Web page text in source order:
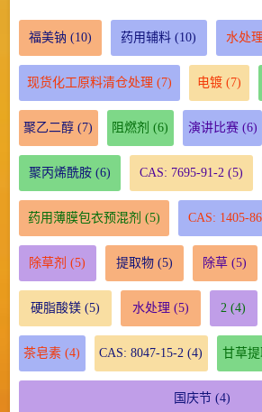
福美钠 (10) 药用辅料 (10) 水处理
现货化工原料清仓处理 (7) 电镀 (7)
聚乙二醇 (7) 阻燃剂 (6) 演讲比赛(6)
聚丙烯酰胺(6) CAS: 7695-91-2 (5)
药用薄膜包衣预混剂 (5) CAS: 1405-
除草剂 (5) 提取物(5) 除草 (5)
硬脂酸镁(5) 水处理 (5) 2 (4)
茶皂素 (4) CAS: 8047-15-2 (4) 甘草
国庆节(4)